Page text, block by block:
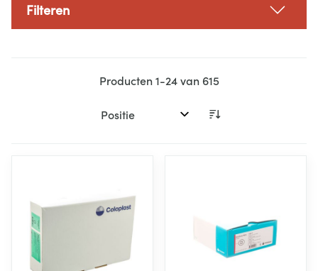
Filteren
Producten1-24van 615
Sorteer op: